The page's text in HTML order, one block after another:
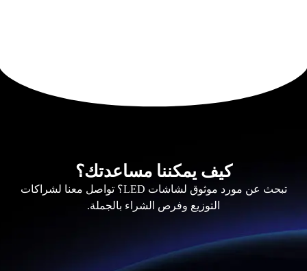
كيف يمكننا مساعدتك؟
تبحث عن مورد موثوق لشاشات LED؟ تواصل معنا لشراكات
التوزيع وفرص الشراء بالجملة.